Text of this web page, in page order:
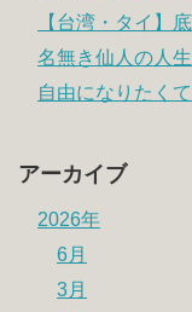
【台湾・タイ】
名無き仙人の人
自由になりたく
アーカイブ
2026年
6月
3月